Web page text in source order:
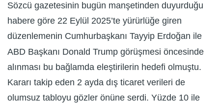
Sözcü gazetesinin bugün manşetinden duyurduğu
habere göre 22 Eylül 2025’te yürürlüğe giren
düzenlemenin Cumhurbaşkanı Tayyip Erdoğan ile
ABD Başkanı Donald Trump görüşmesi öncesinde
alınması bu bağlamda eleştirilerin hedefi olmuştu.
Kararı takip eden 2 ayda dış ticaret verileri de
olumsuz tabloyu gözler önüne serdi. Yüzde 10 ile